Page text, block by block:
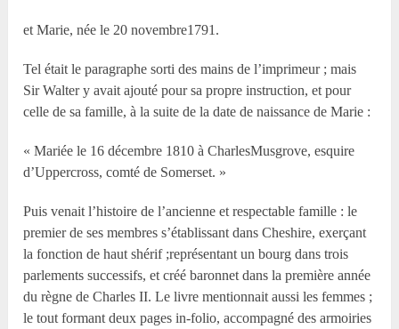
et Marie, née le 20 novembre1791.
Tel était le paragraphe sorti des mains de l’imprimeur ; mais
Sir Walter y avait ajouté pour sa propre instruction, et pour
celle de sa famille, à la suite de la date de naissance de Marie :
« Mariée le 16 décembre 1810 à CharlesMusgrove, esquire
d’Uppercross, comté de Somerset. »
Puis venait l’histoire de l’ancienne et respectable famille : le
premier de ses membres s’établissant dans Cheshire, exerçant
la fonction de haut shérif ;représentant un bourg dans trois
parlements successifs, et créé baronnet dans la première année
du règne de Charles II. Le livre mentionnait aussi les femmes ;
le tout formant deux pages in-folio, accompagné des armoiries